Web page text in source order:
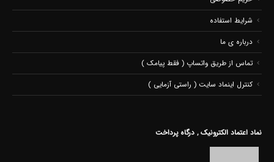
شرایط استفاده
درباره ی ما
تماس از طریق واتساپ ( فقط پیامک )
کنترل اینماد سایت ( راستی آزمایی )
نماد اعتماد الکترونیک , درگاه پرداخت